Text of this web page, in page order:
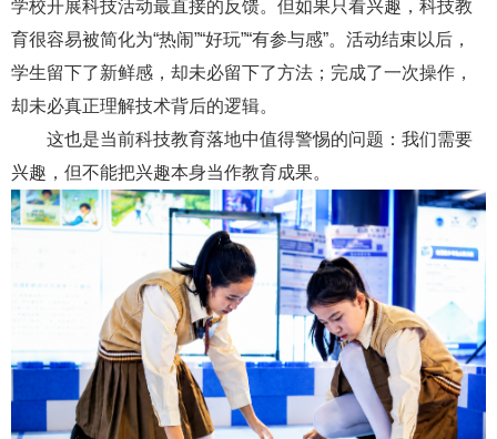
学校开展科技活动最直接的反馈。但如果只看兴趣，科技教
育很容易被简化为“热闹”“好玩”“有参与感”。活动结束以后，
学生留下了新鲜感，却未必留下了方法；完成了一次操作，
却未必真正理解技术背后的逻辑。
这也是当前科技教育落地中值得警惕的问题：我们需要
兴趣，但不能把兴趣本身当作教育成果。